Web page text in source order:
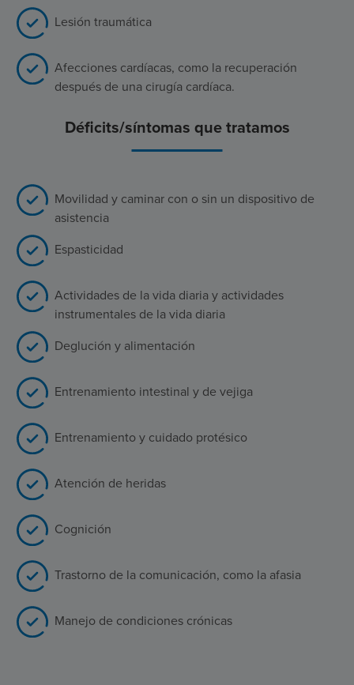
Lesión traumática
Afecciones cardíacas, como la recuperación
después de una cirugía cardíaca.
Déficits/síntomas que tratamos
Movilidad y caminar con o sin un dispositivo de
asistencia
Espasticidad
Actividades de la vida diaria y actividades
instrumentales de la vida diaria
Deglución y alimentación
Entrenamiento intestinal y de vejiga
Entrenamiento y cuidado protésico
Atención de heridas
Cognición
Trastorno de la comunicación, como la afasia
Manejo de condiciones crónicas